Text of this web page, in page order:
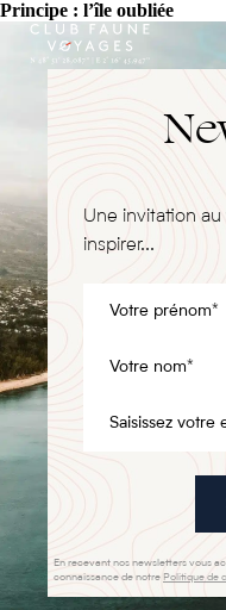
Principe : l’île oubliée
Une invitation
inspirer...
En recevant nos newsletters vous
connaissance de notre Politique de